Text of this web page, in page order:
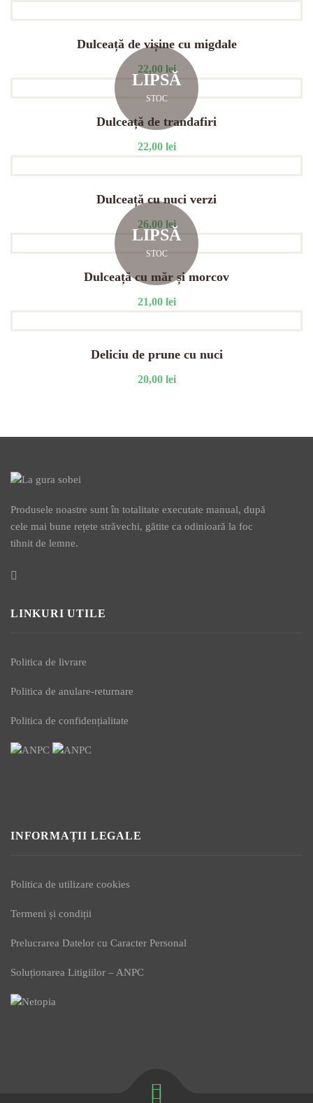
Dulceață de vișine cu migdale
22,00 lei
LIPSĂ
STOC
Dulceață de trandafiri
22,00 lei
Dulceață cu nuci verzi
26,00 lei
LIPSĂ
STOC
Dulceață cu măr și morcov
21,00 lei
Deliciu de prune cu nuci
20,00 lei
Produsele noastre sunt în totalitate executate manual, după
cele mai bune rețete străvechi, gătite ca odinioară la foc
tihnit de lemne.
LINKURI UTILE
Politica de livrare
Politica de anulare-returnare
Politica de confidențialitate
INFORMAȚII LEGALE
Politica de utilizare cookies
Termeni și condiții
Prelucrarea Datelor cu Caracter Personal
Soluționarea Litigiilor – ANPC